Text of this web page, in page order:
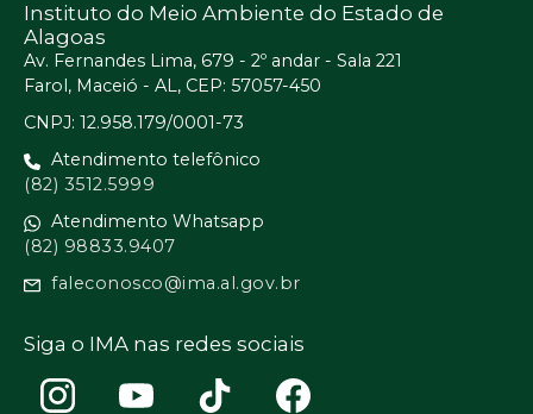
Instituto do Meio Ambiente do Estado de
Alagoas
Av. Fernandes Lima, 679 - 2º andar - Sala 221
Farol, Maceió - AL, CEP: 57057-450
CNPJ: 12.958.179/0001-73
Atendimento telefônico
(82) 3512.5999
Atendimento Whatsapp
(82) 98833.9407
faleconosco@ima.al.gov.br
Siga o IMA nas redes sociais